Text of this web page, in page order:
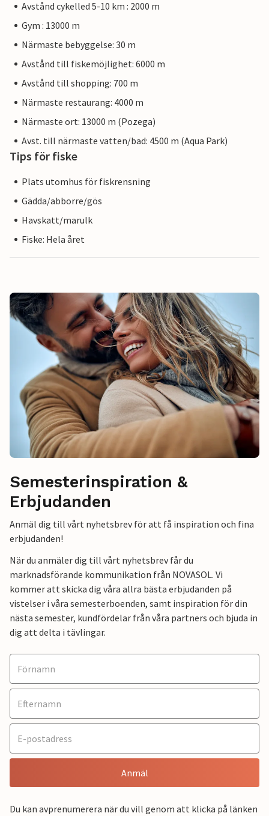
Avstånd cykelled 5-10 km : 2000 m
Gym : 13000 m
Närmaste bebyggelse: 30 m
Avstånd till fiskemöjlighet: 6000 m
Avstånd till shopping: 700 m
Närmaste restaurang: 4000 m
Närmaste ort: 13000 m (Pozega)
Avst. till närmaste vatten/bad: 4500 m (Aqua Park)
Tips för fiske
Plats utomhus för fiskrensning
Gädda/abborre/gös
Havskatt/marulk
Fiske: Hela året
Semesterinspiration &
Erbjudanden
Anmäl dig till vårt nyhetsbrev för att få inspiration och fina
erbjudanden!
När du anmäler dig till vårt nyhetsbrev får du
marknadsförande kommunikation från NOVASOL. Vi
kommer att skicka dig våra allra bästa erbjudanden på
vistelser i våra semesterboenden, samt inspiration för din
nästa semester, kundfördelar från våra partners och bjuda in
dig att delta i tävlingar.
Anmäl
Du kan avprenumerera när du vill genom att klicka på länken